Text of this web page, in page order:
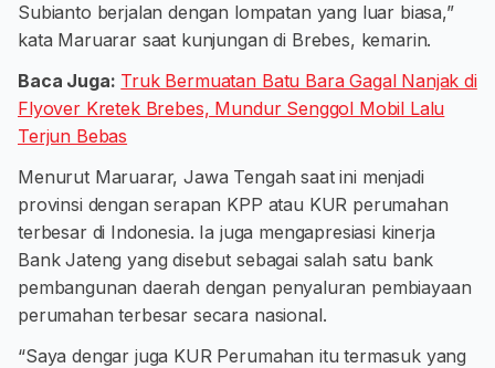
Subianto berjalan dengan lompatan yang luar biasa,”
kata Maruarar saat kunjungan di Brebes, kemarin.
Baca Juga: Truk Bermuatan Batu Bara Gagal Nanjak di
Flyover Kretek Brebes, Mundur Senggol Mobil Lalu
Terjun Bebas
Menurut Maruarar, Jawa Tengah saat ini menjadi
provinsi dengan serapan KPP atau KUR perumahan
terbesar di Indonesia. Ia juga mengapresiasi kinerja
Bank Jateng yang disebut sebagai salah satu bank
pembangunan daerah dengan penyaluran pembiayaan
perumahan terbesar secara nasional.
“Saya dengar juga KUR Perumahan itu termasuk yang